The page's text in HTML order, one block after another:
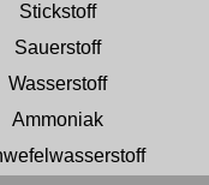
Stickstoff
Sauerstoff
Wasserstoff
Ammoniak